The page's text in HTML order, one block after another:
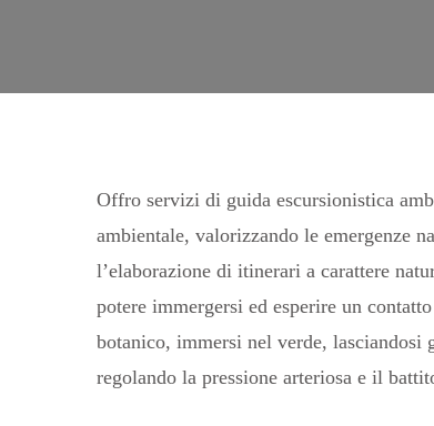
Offro servizi di guida escursionistica
ambientale, valorizzando le emergenze
l’elaborazione di itinerari a carattere
potere immergersi ed esperire un
botanico, immersi nel verde,
regolando la pressione arteriosa e il